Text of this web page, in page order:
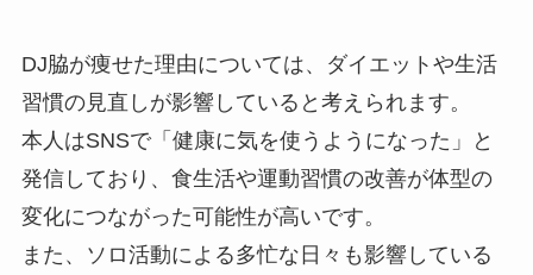
DJ脇が痩せた理由については、ダイエットや生活
習慣の見直しが影響していると考えられます。
本人はSNSで「健康に気を使うようになった」と
発信しており、食生活や運動習慣の改善が体型の
変化につながった可能性が高いです。
また、ソロ活動による多忙な日々も影響している